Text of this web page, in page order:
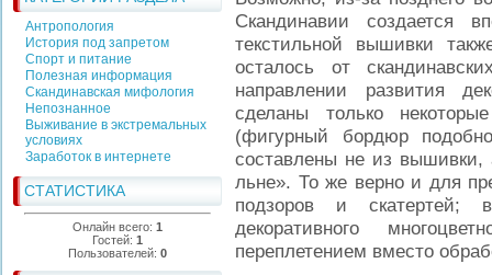
Антропология
История под запретом
Спорт и питание
Полезная информация
Скандинавская мифология
Непознанное
Выживание в экстремальных
условиях
Заработок в интернете
СТАТИСТИКА
Онлайн всего: 1
Гостей: 1
Пользователей: 0
Скандинавии создается
текстильной вышивки
осталось от
направлении развития
сделаны только
(фигурный бордюр
составлены не из вышивки,
льне». То же верно и для
подзоров и скатертей;
декоративного
переплетением вместо